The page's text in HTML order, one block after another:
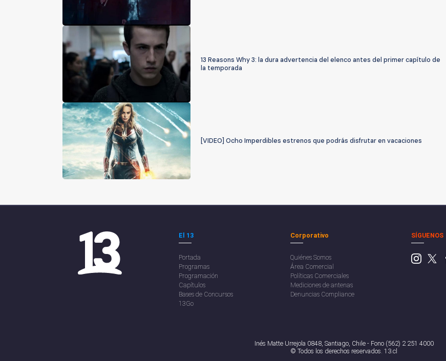
13 Reasons Why 3: la dura advertencia del elenco antes del primer capítulo de
la temporada
[VIDEO] Ocho Imperdibles estrenos que podrás disfrutar en vacaciones
El 13
Portada
Programas
Programación
Capítulos
Bases de Concursos
13Go
Corporativo
Quiénes Somos
Área Comercial
Políticas Comerciales
Mediciones de antenas
Denuncias Compliance
SÍGUENOS
Inés Matte Urrejola 0848, Santiago, Chile - Fono (562) 2 251 4000
© Todos los derechos reservados. 13.cl